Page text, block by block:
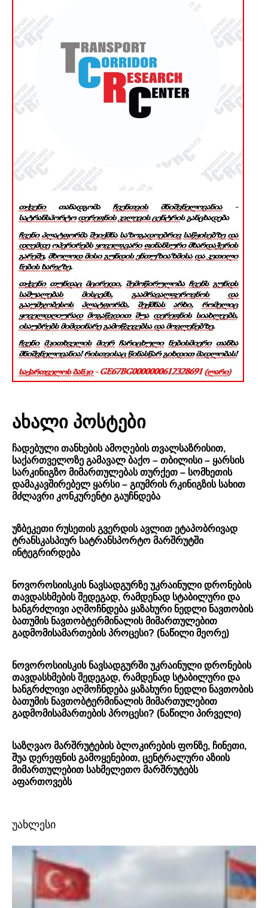
ახალი პოსტები
ჩადებული თანხების ამოღების თვალსაზრისით,
საქართველოზე გამავალ ბაქო – თბილისი – ყარსის
სარკინიგზო მიმართულებას თურქეთ – სომხეთის
დამაკავშირებელ ყარსი – გიუმრის რკინიგზის სახით
მძლავრი კონკურენტი გაუჩნდება
უზბეკეთი რუსეთის გვერდის ავლით ეტაპობრივად
ტრანსკასპიურ სატრანსპორტო მარშრუტში
ინტეგრირდება
ნოვოროსიისკის ნავსადგურზე უკრაინული დრონების
თავდასხმების შედეგად, რამდენად სტაბილური და
ხანგრძლივი აღმოჩნდება ყაზახური ნედლი ნავთობის
ბათუმის ნავთობტერმინალის მიმართულებით
გადმომისამართების პროცესი? (ნაწილი მეორე)
ნოვოროსიისკის ნავსადგურში უკრაინული დრონების
თავდასხმების შედეგად, რამდენად სტაბილური და
ხანგრძლივი აღმოჩნდება ყაზახური ნედლი ნავთობის
ბათუმის ნავთობტერმინალის მიმართულებით
გადმომისამართების პროცესი? (ნაწილი პირველი)
საზღვაო მარშრუტების ბლოკირების ფონზე, ჩინეთი,
შუა დერეფნის გამოყენებით, ცენტრალური აზიის
მიმართულებით სახმელეთო მარშრუტებს
აფართოვებს
უახლესი